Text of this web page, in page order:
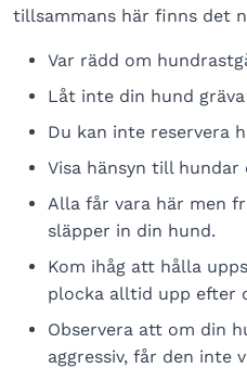
tillsammans här finns det
Var rädd om
Låt inte din hund
Du kan inte reservera
Visa hänsyn till hundar
Alla får vara här men
släpper in din hund.
Kom ihåg att hålla
plocka alltid upp efter
Observera att om din
aggressiv, får den inte